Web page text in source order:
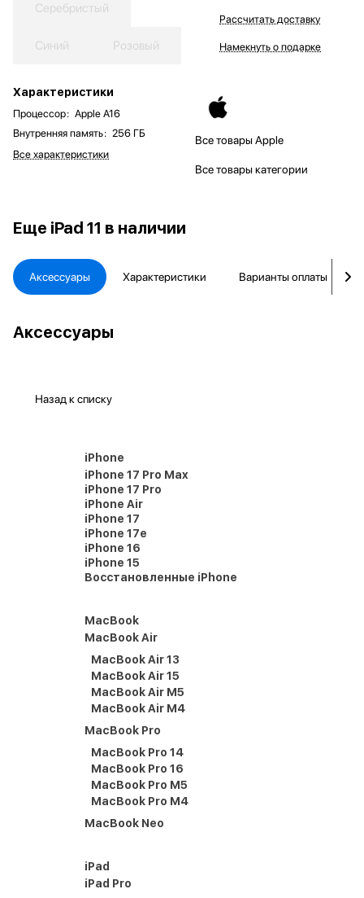
Серебристый
Синий Розовый
Характеристики
Процессор: Apple A16
Внутренняя память: 256 ГБ
Все характеристики
Рассчитать доставку
Намекнуть о подарке
Все товары Apple
Все товары категории
Еще iPad 11 в наличии
Аксессуары Характеристики Варианты оплаты
Аксессуары
Назад к списку
iPhone
iPhone 17 Pro Max
iPhone 17 Pro
iPhone Air
iPhone 17
iPhone 17e
iPhone 16
iPhone 15
Восстановленные iPhone
MacBook
MacBook Air
MacBook Air 13
MacBook Air 15
MacBook Air M5
MacBook Air M4
MacBook Pro
MacBook Pro 14
MacBook Pro 16
MacBook Pro M5
MacBook Pro M4
MacBook Neo
iPad
iPad Pro